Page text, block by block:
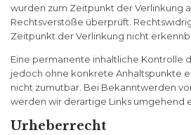
wurden zum Zeitpunkt der Verlinkung
Rechtsverstöße überprüft.
Zeitpunkt der Verlinkung nicht
Eine permanente inhaltliche Kontrolle
jedoch ohne konkrete Anhaltspunkte
nicht zumutbar. Bei Bekanntwerden
werden wir derartige Links umgehend
Urheberrecht